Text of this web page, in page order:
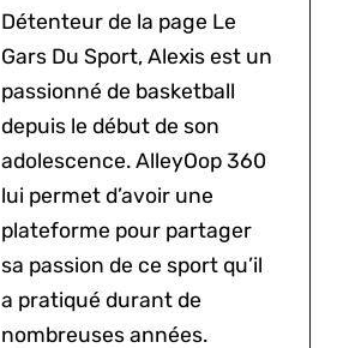
Détenteur de la page Le
Gars Du Sport, Alexis est un
passionné de basketball
depuis le début de son
adolescence. AlleyOop 360
lui permet d’avoir une
plateforme pour partager
sa passion de ce sport qu’il
a pratiqué durant de
nombreuses années.